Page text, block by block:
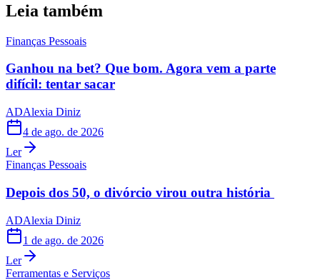
Leia também
Finanças Pessoais
Ganhou na bet? Que bom. Agora vem a parte
difícil: tentar sacar
ADAlexia Diniz
4 de ago. de 2026
Ler
Finanças Pessoais
Depois dos 50, o divórcio virou outra história
ADAlexia Diniz
1 de ago. de 2026
Ler
Ferramentas e Serviços